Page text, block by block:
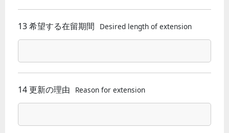
13 希望する在留期間 Desired length of extension
14 更新の理由 Reason for extension